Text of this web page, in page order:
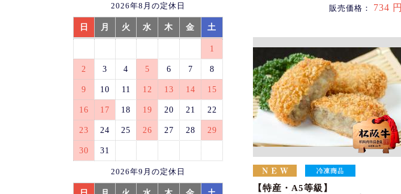
販売価格： 734 円
【特産・A5等級】
2026年8月の定休日
日 月 火 水 木 金 土
1
2 3 4 5 6 7 8
9 10 11 12 13 14 15
16 17 18 19 20 21 22
23 24 25 26 27 28 29
30 31
2026年9月の定休日